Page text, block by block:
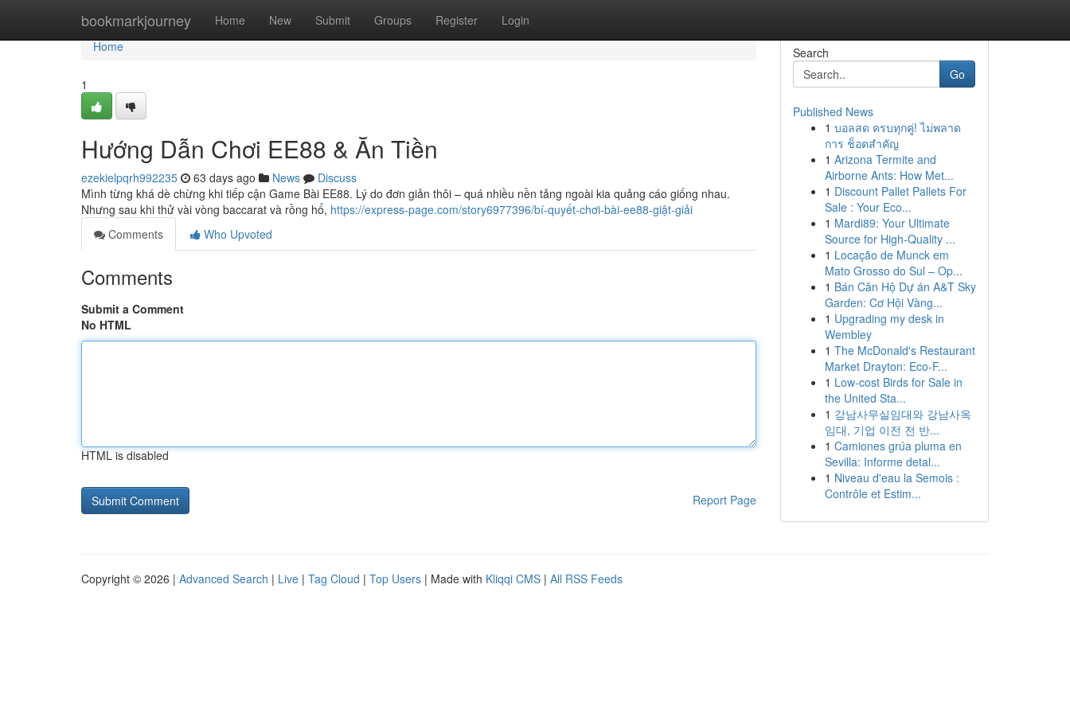
bookmarkjourney Home New Submit Groups Register Login
Home
Home
1
Hướng Dẫn Chơi EE88 & Ăn Tiền
ezekielpqrh992235 63 days ago News
Discuss
Mình từng khá dè chừng khi tiếp cận Game Bài EE88. Lý do đơn giản thôi – quá nhiều nền tảng ngoài kia quảng cáo giống nhau.
Nhưng sau khi thử vài vòng baccarat và rồng hổ, https://express-page.com/story6977396/bí-quyết-chơi-bài-ee88-giật-giải
Comments
Who Upvoted
Comments
Submit a Comment
No HTML
HTML is disabled
Report Page
Search
Go
Published News
1 บอลสด ครบทุกคู่! ไม่พลาด
การ ช็อตสำคัญ
1 Arizona Termite and
Airborne Ants: How Met...
1 Discount Pallet Pallets For
Sale : Your Eco...
1 Mardi89: Your Ultimate
Source for High-Quality ...
1 Locação de Munck em
Mato Grosso do Sul – Op...
1 Bán Căn Hộ Dự án A&T Sky
Garden: Cơ Hội Vàng...
1 Upgrading my desk in
Wembley
1 The McDonald's Restaurant
Market Drayton: Eco-F...
1 Low-cost Birds for Sale in
the United Sta...
1 강남사무실임대와 강남사옥
임대, 기업 이전 전 반...
1 Camiones grúa pluma en
Sevilla: Informe detal...
1 Niveau d'eau la Semois :
Contrôle et Estim...
Copyright © 2026 | Advanced Search | Live | Tag Cloud | Top Users | Made with Kliqqi CMS | All RSS Feeds